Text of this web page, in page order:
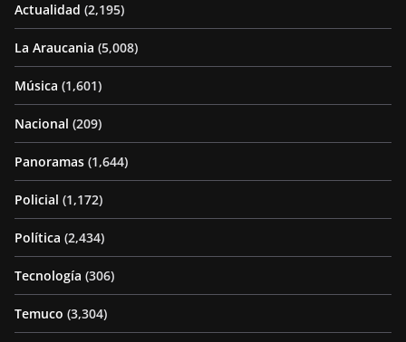
Actualidad (2,195)
La Araucania (5,008)
Música (1,601)
Nacional (209)
Panoramas (1,644)
Policial (1,172)
Política (2,434)
Tecnología (306)
Temuco (3,304)